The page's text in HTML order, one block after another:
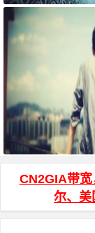
WinSCP 中文名乱码
CN2GIA带
尔、美